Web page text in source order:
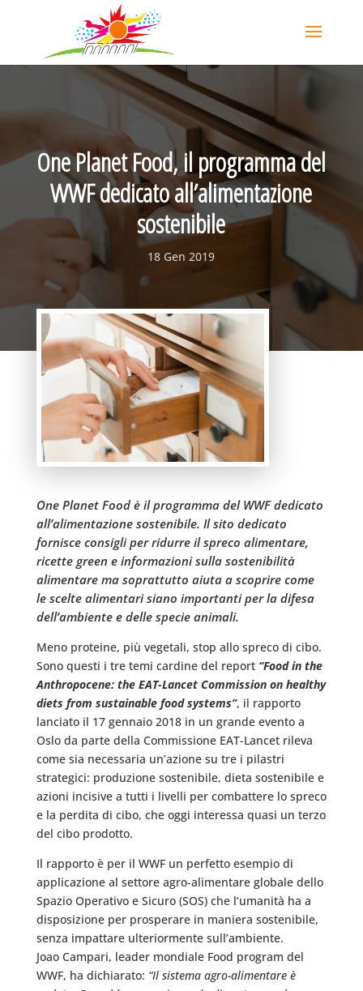
One Planet Food, il programma del
WWF dedicato all’alimentazione
sostenibile
18 Gen 2019
One Planet Food è il programma del WWF dedicato
all’alimentazione sostenibile. Il sito dedicato
fornisce consigli per ridurre il spreco alimentare,
ricette green e informazioni sulla sostenibilità
alimentare ma soprattutto aiuta a scoprire come
le scelte alimentari siano importanti per la difesa
dell’ambiente e delle specie animali.
Meno proteine, più vegetali, stop allo spreco di cibo.
Sono questi i tre temi cardine del report “Food in the
Anthropocene: the EAT-Lancet Commission on healthy
diets from sustainable food systems”, il rapporto
lanciato il 17 gennaio 2018 in un grande evento a
Oslo da parte della Commissione EAT-Lancet rileva
come sia necessaria un’azione su tre i pilastri
strategici: produzione sostenibile, dieta sostenibile e
azioni incisive a tutti i livelli per combattere lo spreco
e la perdita di cibo, che oggi interessa quasi un terzo
del cibo prodotto.
Il rapporto è per il WWF un perfetto esempio di
applicazione al settore agro-alimentare globale dello
Spazio Operativo e Sicuro (SOS) che l’umanità ha a
disposizione per prosperare in maniera sostenibile,
senza impattare ulteriormente sull’ambiente.
Joao Campari, leader mondiale Food program del
WWF, ha dichiarato: “Il sistema agro-alimentare è